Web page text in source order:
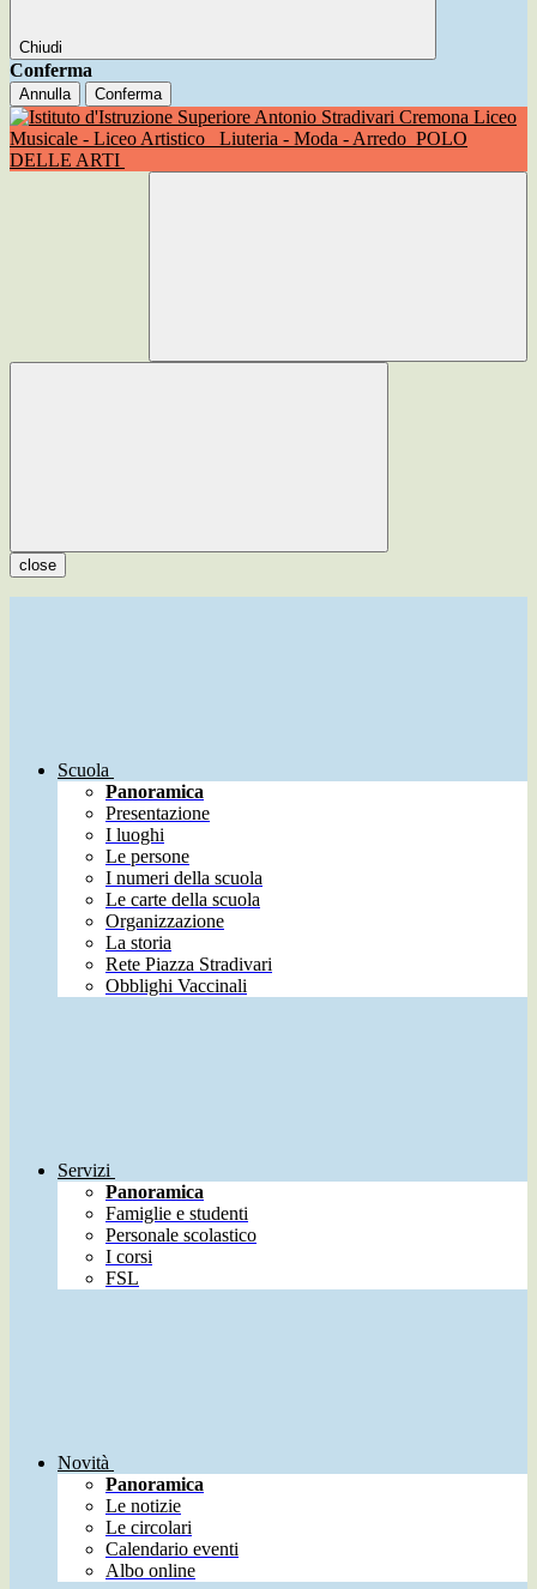
Chiudi
Conferma
Annulla Conferma
Liceo
Musicale - Liceo Artistico
Liuteria - Moda - Arredo POLO
DELLE ARTI
close
Scuola
Panoramica
Presentazione
I luoghi
Le persone
I numeri della scuola
Le carte della scuola
Organizzazione
La storia
Rete Piazza Stradivari
Obblighi Vaccinali
Servizi
Panoramica
Famiglie e studenti
Personale scolastico
I corsi
FSL
Novità
Panoramica
Le notizie
Le circolari
Calendario eventi
Albo online